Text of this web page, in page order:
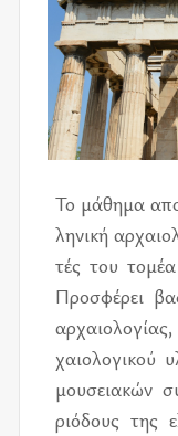
Το μά­θη­μα
λη­νι­κή
τές του
Προ­σφέ­ρει
χαιο­λο­γι­κού
μου­σεια­κών
ριό­δους της